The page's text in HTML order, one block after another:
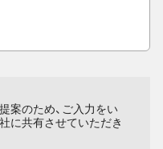
案のため、ご入力をい
に共有させていただき